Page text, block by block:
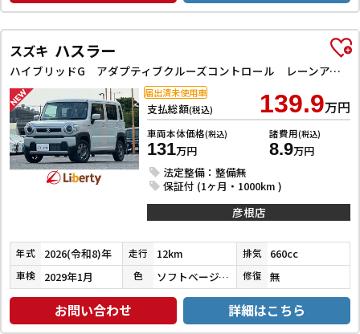
スズキ ハスラー
ハイブリッドG アダプティブクルーズコントロール レーンアシスト 衝突被害軽減システム オートライト LEDヘッドランプ スマートキー アイドリングストップ 電動格納ミラー シートヒーター CVT
支払総額(税込) 139.9万円
車両本体価格(税込)
131万円
諸費用(税込)
8.9万円
法定整備：整備無
保証付 (1ヶ月・1000km )
届出済未使用車
彦根店
年式 2026(令和8)年 走行 12km 排気 660cc
車検 2029年1月 色 ソフトベージュメタリック 修復 無
お問い合わせ 詳細はこちら